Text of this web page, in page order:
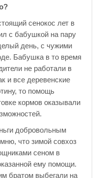
В ПУШКИНЕ
сенокос лет в
с бабушкой на пару
день, с чужими
Бабушка в то время
не работали в
и все деревенские
то помощь
кормов оказывали
добровольным
что зимой совхоз
сеном в
ему помощи.
братом выбегали на